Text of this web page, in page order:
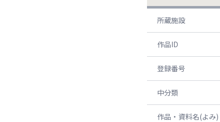
所蔵施設
作品ID
登録番号
中分類
作品・資料名(よみ)